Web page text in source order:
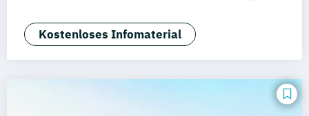
Master of Business Administration (MBA)
Kostenloses Infomaterial